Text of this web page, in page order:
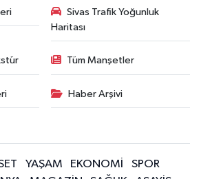
Sivas Trafik Yoğunluk
Haritası
Tüm Manşetler
Haber Arşivi
YAŞAM EKONOMİ
SPOR